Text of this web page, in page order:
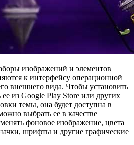
изображений и элементов
к интерфейсу операционной
внешнего вида. Чтобы установить
ее из Google Play Store или других
темы, она будет доступна в
выбрать ее в качестве
фоновое изображение, цвета
шрифты и другие графические